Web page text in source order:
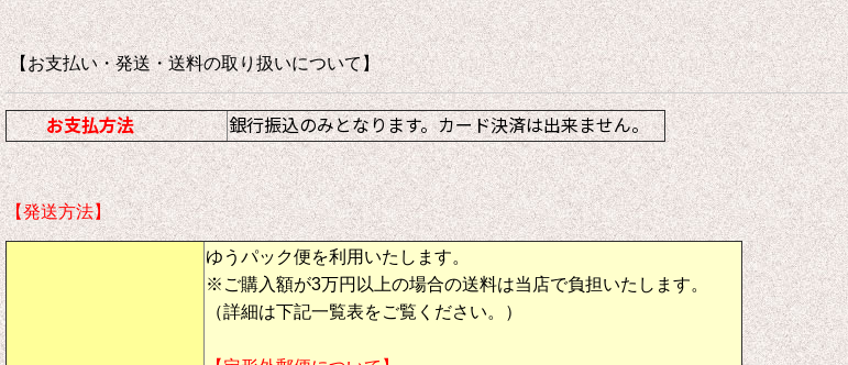
【お支払い・発送・送料の取り扱いについて】
お支払方法 銀行振込のみとなります。カード決済は出来ません。
【発送方法】
ゆうパック便を利用いたします。
※ご購入額が3万円以上の場合の送料は当店で負担いたします。
（詳細は下記一覧表をご覧ください。）